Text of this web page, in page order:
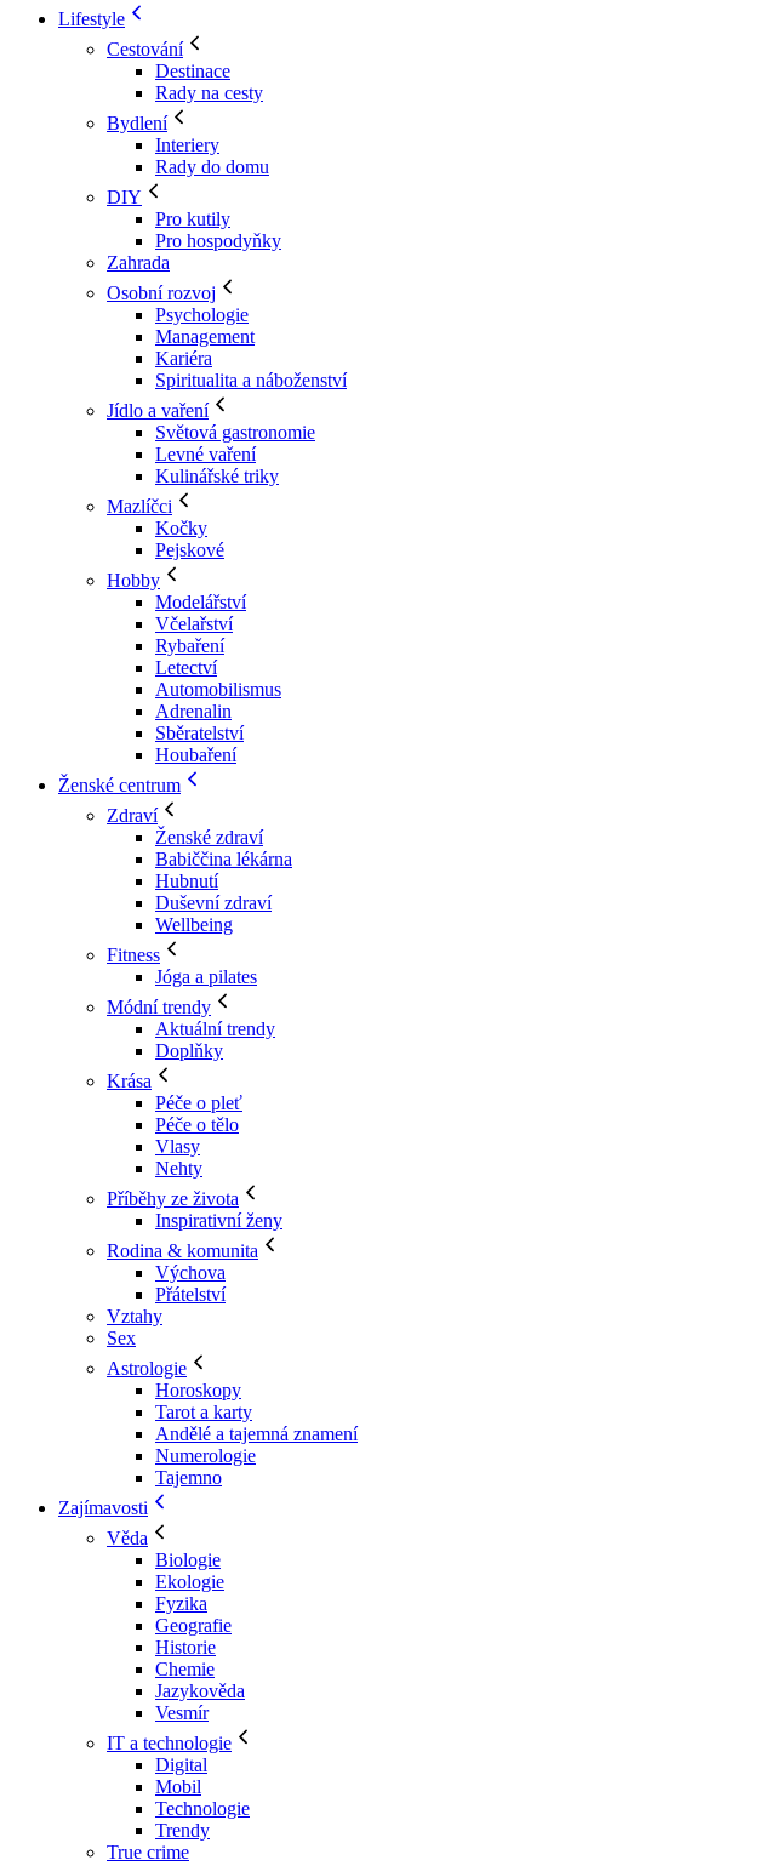
Lifestyle
Cestování
Destinace
Rady na cesty
Bydlení
Interiery
Rady do domu
DIY
Pro kutily
Pro hospodyňky
Zahrada
Osobní rozvoj
Psychologie
Management
Kariéra
Spiritualita a náboženství
Jídlo a vaření
Světová gastronomie
Levné vaření
Kulinářské triky
Mazlíčci
Kočky
Pejskové
Hobby
Modelářství
Včelařství
Rybaření
Letectví
Automobilismus
Adrenalin
Sběratelství
Houbaření
Ženské centrum
Zdraví
Ženské zdraví
Babiččina lékárna
Hubnutí
Duševní zdraví
Wellbeing
Fitness
Jóga a pilates
Módní trendy
Aktuální trendy
Doplňky
Krása
Péče o pleť
Péče o tělo
Vlasy
Nehty
Příběhy ze života
Inspirativní ženy
Rodina & komunita
Výchova
Přátelství
Vztahy
Sex
Astrologie
Horoskopy
Tarot a karty
Andělé a tajemná znamení
Numerologie
Tajemno
Zajímavosti
Věda
Biologie
Ekologie
Fyzika
Geografie
Historie
Chemie
Jazykověda
Vesmír
IT a technologie
Digital
Mobil
Technologie
Trendy
True crime